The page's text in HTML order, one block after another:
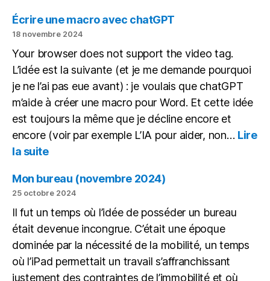
une
IA
en
local
Écrire une macro avec chatGPT
18 novembre 2024
Your browser does not support the video tag.
L’idée est la suivante (et je me demande pourquoi
je ne l’ai pas eue avant) : je voulais que chatGPT
m’aide à créer une macro pour Word. Et cette idée
est toujours la même que je décline encore et
encore (voir par exemple L’IA pour aider, non… Lire
la suite:
une
macro
chatGPT
Mon bureau (novembre 2024)
25 octobre 2024
Il fut un temps où l’idée de posséder un bureau
était devenue incongrue. C’était une époque
dominée par la nécessité de la mobilité, un temps
où l’iPad permettait un travail s’affranchissant
justement des contraintes de l’immobilité et où